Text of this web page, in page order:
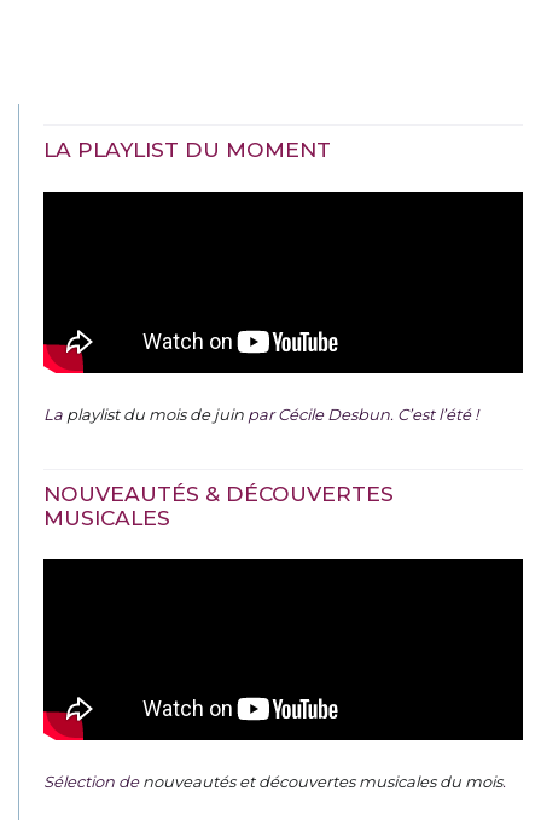
LA PLAYLIST DU MOMENT
La playlist du mois de juin par Cécile Desbun. C’est l’été !
NOUVEAUTÉS & DÉCOUVERTES
MUSICALES
Sélection denouveautés et découvertes musicales du mois.